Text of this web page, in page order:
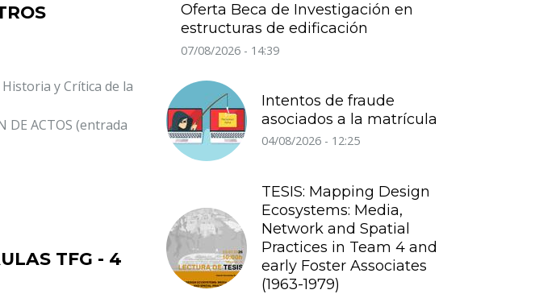
y Crítica de la
DE ACTOS (entrada
TFG - 4
Oferta Beca de Investigación en
estructuras de edificación
07/08/2026 - 14:39
Intentos de fraude
asociados a la matrícula
04/08/2026 - 12:25
TESIS: Mapping Design
Ecosystems: Media,
Network and Spatial
Practices in Team 4 and
early Foster Associates
(1963-1979)